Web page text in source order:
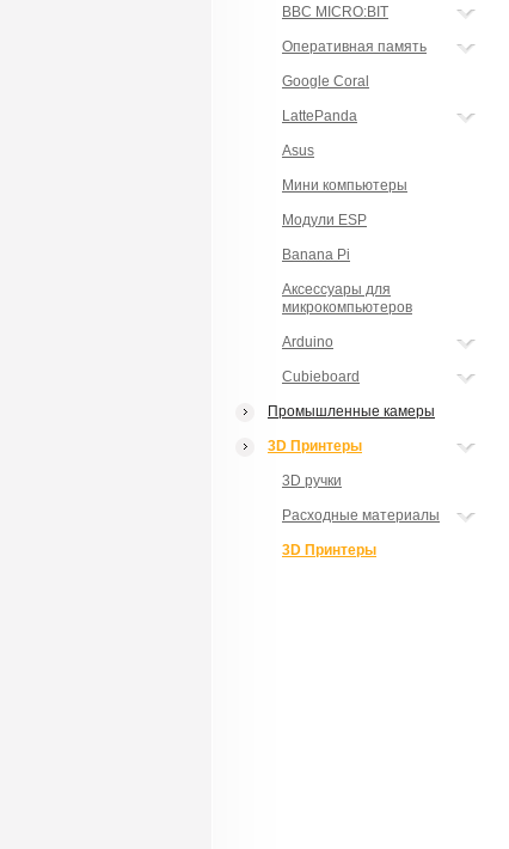
BBC MICRO:BIT
Оперативная память
Google Coral
LattePanda
Asus
Мини компьютеры
Модули ESP
Banana Pi
Аксессуары для
микрокомпьютеров
Arduino
Cubieboard
Промышленные камеры
3D Принтеры
3D ручки
Расходные материалы
3D Принтеры